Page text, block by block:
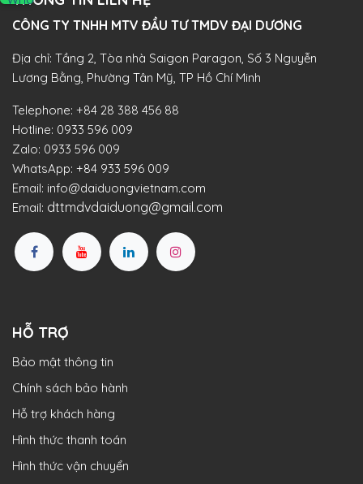
CÔNG TY TNHH MTV ĐẦU TƯ TMDV ĐẠI DƯƠNG​
Địa chỉ: Tầng 2, Tòa nhà Saigon Paragon, Số 3 Nguyễn
Lương Bằng, Phường Tân Mỹ, TP Hồ Chí Minh
Telephone: +84 28 388 456 88
Hotline: 0933 596 009
Zalo: 0933 596 009
WhatsApp: +84 933 596 009
Email: info@daiduongvietnam.com
Email: dttmdvdaiduong@gmail.com
HỖ TRỢ
Bảo mật thông tin
Chính sách bảo hành
Hỗ trợ khách hàng
Hình thức thanh toán
Hình thức vận chuyển